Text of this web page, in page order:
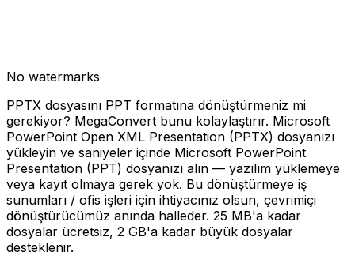
No watermarks
PPTX dosyasını PPT formatına dönüştürmeniz mi
gerekiyor? MegaConvert bunu kolaylaştırır. Microsoft
PowerPoint Open XML Presentation (PPTX) dosyanızı
yükleyin ve saniyeler içinde Microsoft PowerPoint
Presentation (PPT) dosyanızı alın — yazılım yüklemeye
veya kayıt olmaya gerek yok. Bu dönüştürmeye iş
sunumları / ofis işleri için ihtiyacınız olsun, çevrimiçi
dönüştürücümüz anında halleder. 25 MB'a kadar
dosyalar ücretsiz, 2 GB'a kadar büyük dosyalar
desteklenir.